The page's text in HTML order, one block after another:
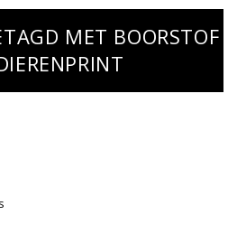
MET BOORSTOF